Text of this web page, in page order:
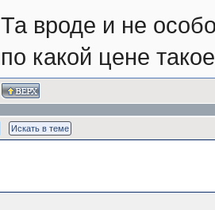
Та вроде и не
по какой цене